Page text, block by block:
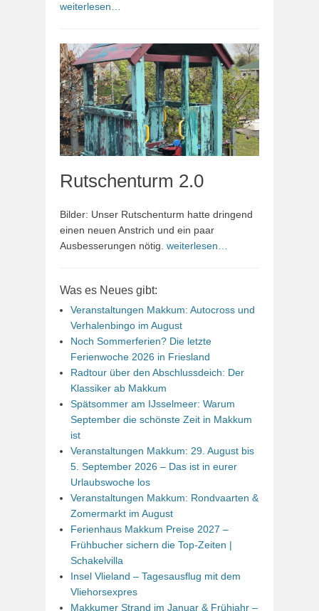
weiterlesen…
Rutschenturm 2.0
Bilder: Unser Rutschenturm hatte dringend
einen neuen Anstrich und ein paar
Ausbesserungen nötig. weiterlesen…
Was es Neues gibt:
Veranstaltungen Makkum: Autocross und
Verhalenbingo im August
Noch Sommerferien? Die letzte
Ferienwoche 2026 in Friesland
Radtour über den Abschlussdeich: Der
Klassiker ab Makkum
Spätsommer am IJsselmeer: Warum
September die schönste Zeit in Makkum
ist
Veranstaltungen Makkum: 29. August bis
5. September 2026 – Das ist in eurer
Urlaubswoche los
Veranstaltungen Makkum: Rondvaarten &
Zomermarkt im August
Ferienhaus Makkum Preise 2027 –
Frühbucher sichern die Top-Zeiten |
Schakelvilla
Insel Vlieland – Tagesausflug mit dem
Vliehorsexpres
Makkumer Strand im Januar & Frühjahr –